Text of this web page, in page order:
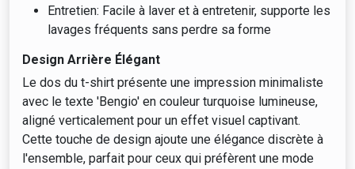
Entretien: Facile à laver et à entretenir, supporte les
lavages fréquents sans perdre sa forme
Design Arrière Élégant
Le dos du t-shirt présente une impression minimaliste
avec le texte 'Bengio' en couleur turquoise lumineuse,
aligné verticalement pour un effet visuel captivant.
Cette touche de design ajoute une élégance discrète à
l'ensemble, parfait pour ceux qui préfèrent une mode